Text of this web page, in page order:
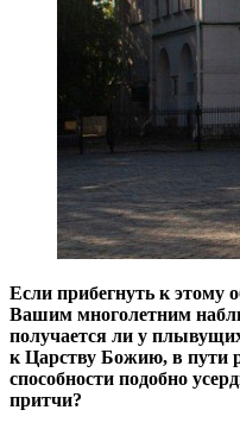
Если прибегнуть к этому
Вашим многолетним
получается ли у
к Царству Божию, в пути
способности подобно
притчи?